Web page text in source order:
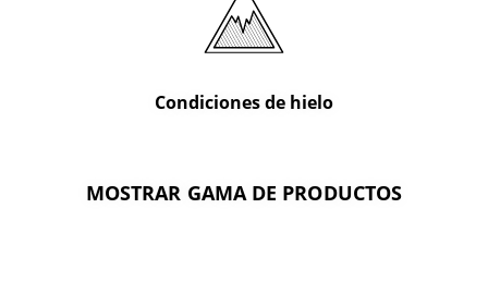
Condiciones de hielo
MOSTRAR GAMA DE PRODUCTOS